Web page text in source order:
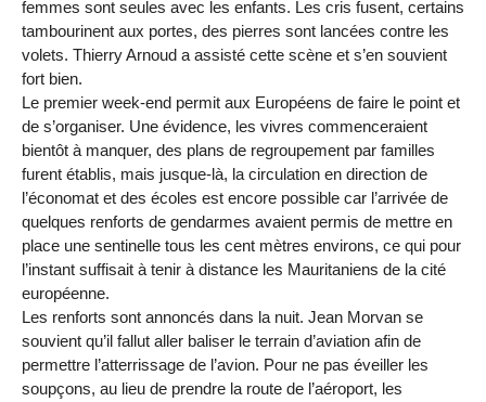
femmes sont seules avec les enfants. Les cris fusent, certains
tambourinent aux portes, des pierres sont lancées contre les
volets. Thierry Arnoud a assisté cette scène et s’en souvient
fort bien.
Le premier week-end permit aux Européens de faire le point et
de s’organiser. Une évidence, les vivres commenceraient
bientôt à manquer, des plans de regroupement par familles
furent établis, mais jusque-là, la circulation en direction de
l’économat et des écoles est encore possible car l’arrivée de
quelques renforts de gendarmes avaient permis de mettre en
place une sentinelle tous les cent mètres environs, ce qui pour
l’instant suffisait à tenir à distance les Mauritaniens de la cité
européenne.
Les renforts sont annoncés dans la nuit. Jean Morvan se
souvient qu’il fallut aller baliser le terrain d’aviation afin de
permettre l’atterrissage de l’avion. Pour ne pas éveiller les
soupçons, au lieu de prendre la route de l’aéroport, les